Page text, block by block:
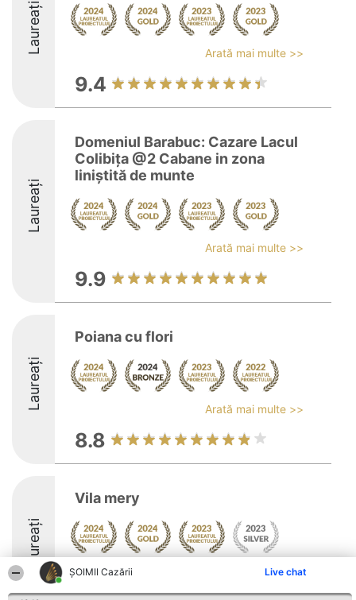
ȘOIMII Cazării Live chat
Laureați Arată mai multe >>
9.4
Laureați
Domeniul Barabuc: Cazare Lacul
Colibița @2 Cabane in zona
liniștită de munte
Arată mai multe >>
9.9
Laureați
Poiana cu flori
Arată mai multe >>
8.8
Laureați
Vila mery
Arată mai multe >>